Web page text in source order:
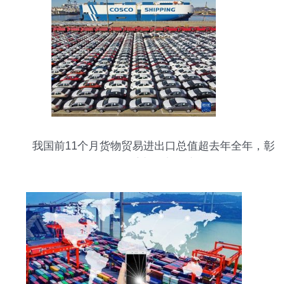
我国前11个月货物贸易进出口总值超去年全年，彰